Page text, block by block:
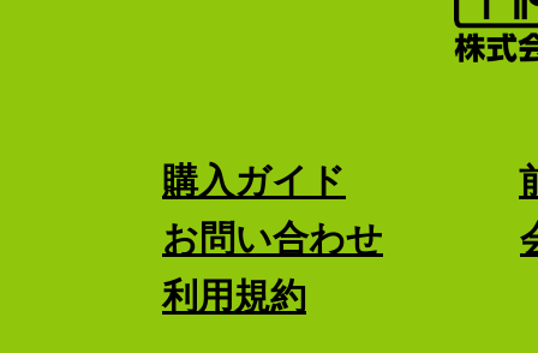
購入ガイド
お問い合わせ
利用規約